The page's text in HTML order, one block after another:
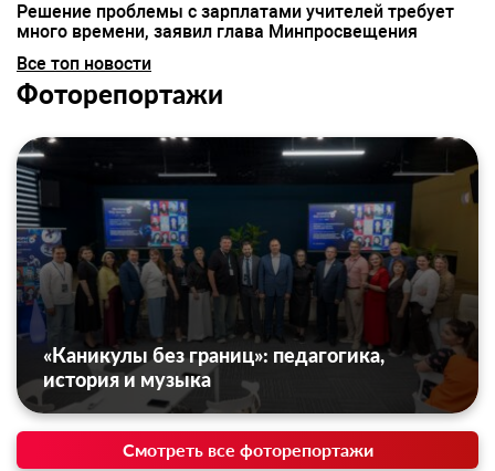
Решение проблемы с зарплатами учителей требует
много времени, заявил глава Минпросвещения
Все топ новости
Фоторепортажи
«Каникулы без границ»: педагогика,
история и музыка
Смотреть все фоторепортажи